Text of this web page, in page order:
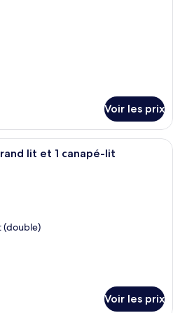
Voir les prix
Une chambre d’hôtel avec un
lit et 1 canapé-lit
(double)
Voir les prix